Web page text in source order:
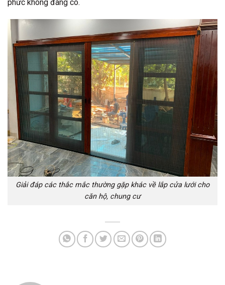
phức không đáng có.
Giải đáp các thắc mắc thường gặp khác về lắp cửa lưới cho
căn hộ, chung cư